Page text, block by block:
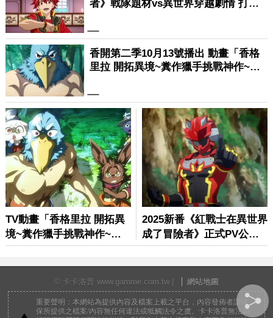
© 卡卡洛普 www.gamme.com.tw | 網站地圖
重要聲明：本網站為提供內容及檔案上載之平台，內容發佈者請確
保所提供之檔案/內容無任何違法或牴觸法令之虞。卡卡洛普無法調